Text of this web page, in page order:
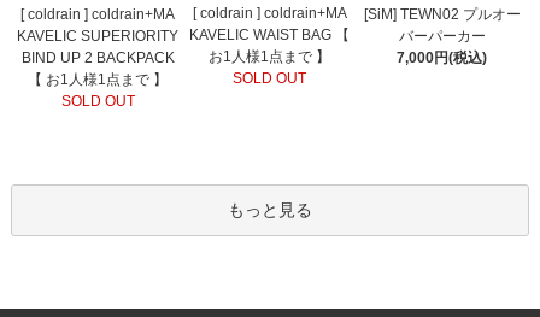
[ coldrain ] coldrain+MA
KAVELIC SUPERIORITY
BIND UP 2 BACKPACK
【 お1人様1点まで 】
SOLD OUT
[ coldrain ] coldrain+MA
KAVELIC WAIST BAG 【
お1人様1点まで 】
SOLD OUT
[SiM] TEWN02 プルオー
バーパーカー
7,000円(税込)
もっと見る